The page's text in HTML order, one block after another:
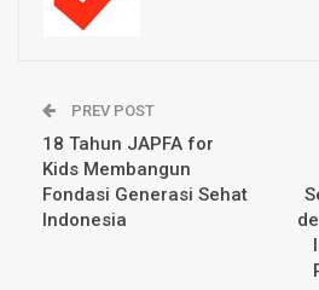
PREV POST
18 Tahun JAPFA for
Kids Membangun
Fondasi Generasi Sehat
Indonesia